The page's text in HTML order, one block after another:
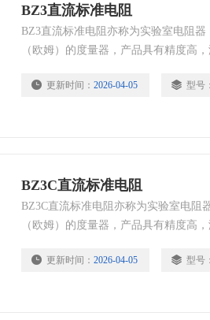
BZ3直流标准电阻
BZ3直流标准电阻亦称为实验室电阻
（欧姆）的度量器，产品具有精度高
一信号和电力系统中使用的各种电量
更新时间： 2026-04-05 型号：
BZ3C直流标准电阻
BZ3C直流标准电阻亦称为实验室电阻
（欧姆）的度量器，产品具有精度高
一信号和电力系统中使用的各种电量
更新时间： 2026-04-05 型号：